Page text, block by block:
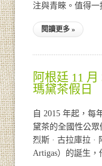
注與青睞。值得
閱讀更多 »
阿根廷 11
瑪黛茶假日
自 2015 年起，每
黛茶的全國性公
烈斯 · 古拉庫拉 ·
Artigas）的誕生